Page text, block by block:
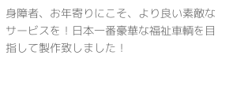
身障者、お年寄りにこそ、より良い素敵な
サービスを！日本一番豪華な福祉車輌を目
指して製作致しました！